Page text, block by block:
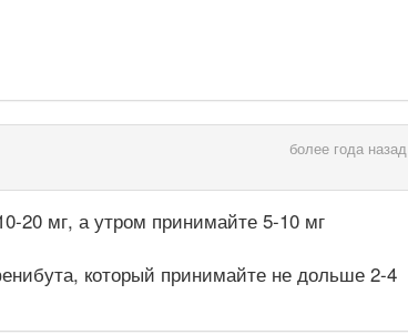
более года назад
20 мг, а утром принимайте 5-10 мг
который принимайте не дольше 2-4